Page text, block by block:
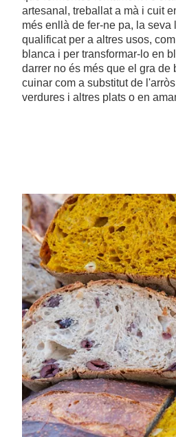
artesanal, treballat a mà i cuit
més enllà de fer-ne pa, la seva
qualificat per a altres usos,
blanca i per transformar-lo en
darrer no és més que el gra de
cuinar com a substitut de
verdures i altres plats o en